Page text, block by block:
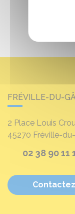
FRÉVILLE-DU-
2 Place Louis
45270 Fréville-
02 38 90 11